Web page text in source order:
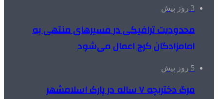
3 روز پیش
محدودیت ترافیکی در مسیرهای منتهی به
امامزادگان کرج اعمال می‌شود
5 روز پیش
مرگ دختربچه ۷ ساله در پارک اسلامشهر